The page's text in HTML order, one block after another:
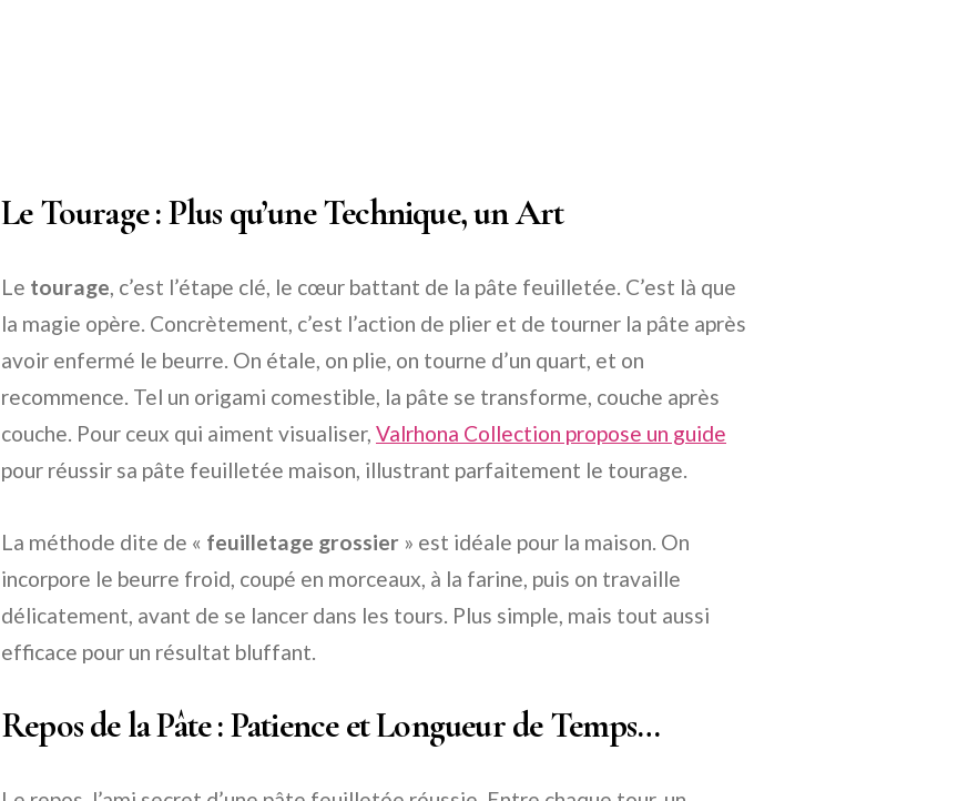
Le Tourage : Plus qu’une Technique, un Art
Le tourage, c’est l’étape clé, le cœur battant de la pâte feuilletée. C’est là que
la magie opère. Concrètement, c’est l’action de plier et de tourner la pâte après
avoir enfermé le beurre. On étale, on plie, on tourne d’un quart, et on
recommence. Tel un origami comestible, la pâte se transforme, couche après
couche. Pour ceux qui aiment visualiser, Valrhona Collection propose un guide
pour réussir sa pâte feuilletée maison, illustrant parfaitement le tourage.
La méthode dite de « feuilletage grossier » est idéale pour la maison. On
incorpore le beurre froid, coupé en morceaux, à la farine, puis on travaille
délicatement, avant de se lancer dans les tours. Plus simple, mais tout aussi
efficace pour un résultat bluffant.
Repos de la Pâte : Patience et Longueur de Temps…